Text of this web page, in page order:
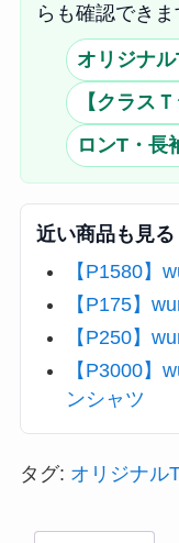
らも確認できま
オリジナ
【クラス
ロンT・長
近い商品も見る
【P1580】
【P175】
【P250】
【P3000】
ンシャツ
タグ: オリジナル